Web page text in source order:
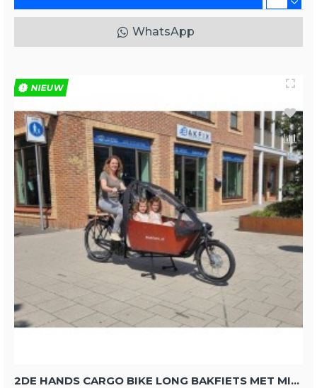
WhatsApp
NIEUW
2DE HANDS CARGO BIKE LONG BAKFIETS MET MIDDENMOTOR